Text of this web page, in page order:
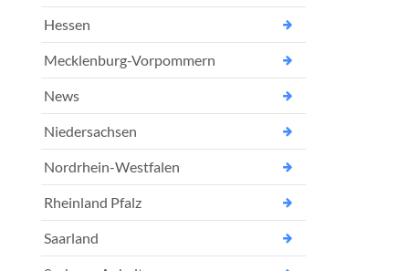
Hessen
Mecklenburg-Vorpommern
News
Niedersachsen
Nordrhein-Westfalen
Rheinland Pfalz
Saarland